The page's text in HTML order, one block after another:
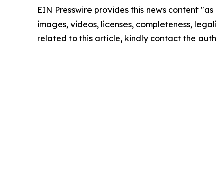
EIN Presswire provides this news content
images, videos, licenses, completeness,
related to this article, kindly contact the